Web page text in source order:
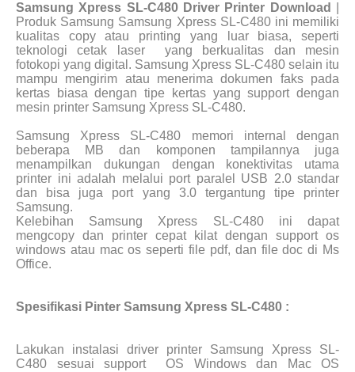
Samsung Xpress SL-C480 Driver Printer Download
Produk Samsung Samsung Xpress SL-C480 ini memiliki
kualitas copy atau printing yang luar biasa, seperti
teknologi cetak laser
yang berkualitas dan mesin
fotokopi yang digital. Samsung Xpress SL-C480 selain itu
mampu mengirim atau menerima dokumen faks pada
kertas biasa dengan tipe kertas yang support dengan
mesin printer Samsung Xpress SL-C480.
Samsung Xpress SL-C480 memori internal dengan
beberapa MB dan komponen tampilannya juga
menampilkan dukungan dengan konektivitas utama
printer ini adalah melalui port paralel USB 2.0 standar
dan bisa juga port yang 3.0 tergantung tipe printer
Samsung.
Kelebihan Samsung Xpress SL-C480 ini dapat
mengcopy dan printer cepat kilat dengan support os
windows atau mac os seperti file pdf, dan file doc di Ms
Office.
Spesifikasi Pinter Samsung Xpress SL-C480 :
Lakukan instalasi driver printer Samsung Xpress SL-
C480 sesuai support
OS Windows dan Mac OS